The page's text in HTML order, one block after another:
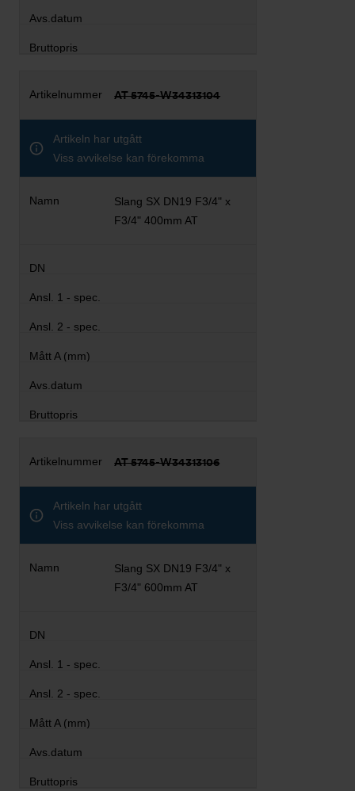
AT 5745-W34313104
Artikeln har utgått
Viss avvikelse kan förekomma
Slang SX DN19 F3/4" x
F3/4" 400mm AT
AT 5745-W34313106
Artikeln har utgått
Viss avvikelse kan förekomma
Slang SX DN19 F3/4" x
F3/4" 600mm AT